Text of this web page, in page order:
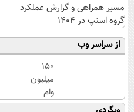
مسیر همراهی و گزارش عملکرد
گروه اسنپ در ۱۴۰۴
از سراسر وب
150
میلیون
وام
بگیر،